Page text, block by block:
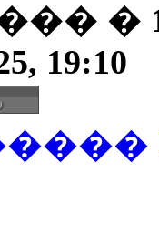
�
19:10